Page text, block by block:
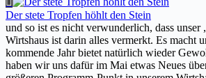
Der stete Tropfen höhlt den Stein
und so ist es nicht verwunderlich, dass
Wirtshaus ist darin alles vermerkt. Es macht
kommende Jahr bietet natürlich wieder
haben wir uns dafür im Mai etwas Neues